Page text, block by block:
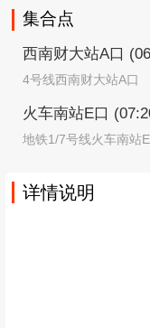
集合点
西南财大站A口
4号线西南财大站A口
火车南站E口
地铁1/7号线火车南站
详情说明